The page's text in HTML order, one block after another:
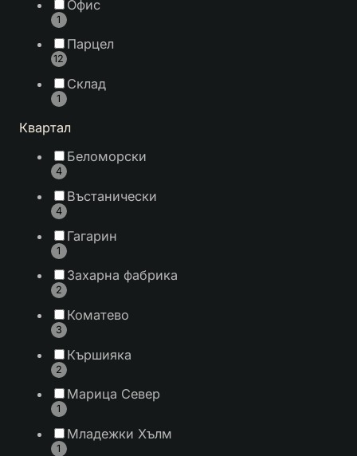
Офис
1
Парцел
12
Склад
1
Квартал
Беломорски
4
Въстанически
4
Гагарин
1
Захарна фабрика
2
Коматево
3
Кършияка
2
Марица Север
1
Младежки Хълм
1